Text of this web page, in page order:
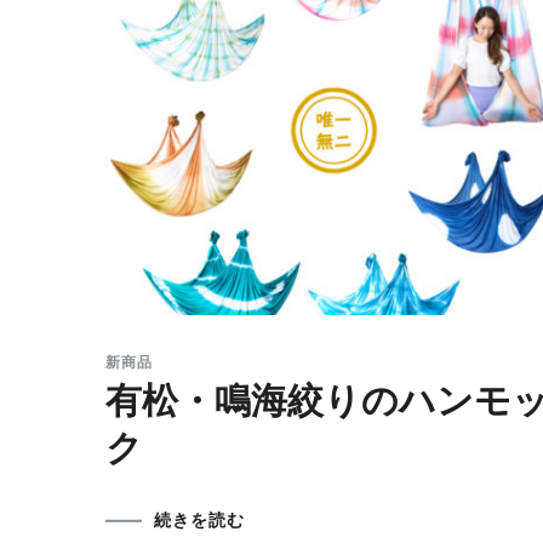
新商品
有松・鳴海絞りのハンモ
ク
続きを読む